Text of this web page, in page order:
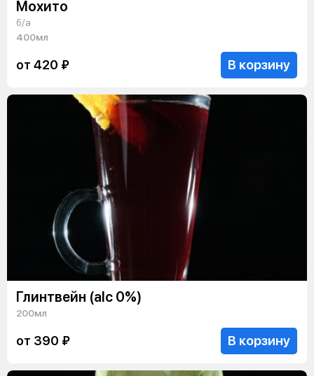
Мохито
б/а
400мл
от 420 ₽ В корзину
Глинтвейн (alc 0%)
200мл
от 390 ₽ В корзину